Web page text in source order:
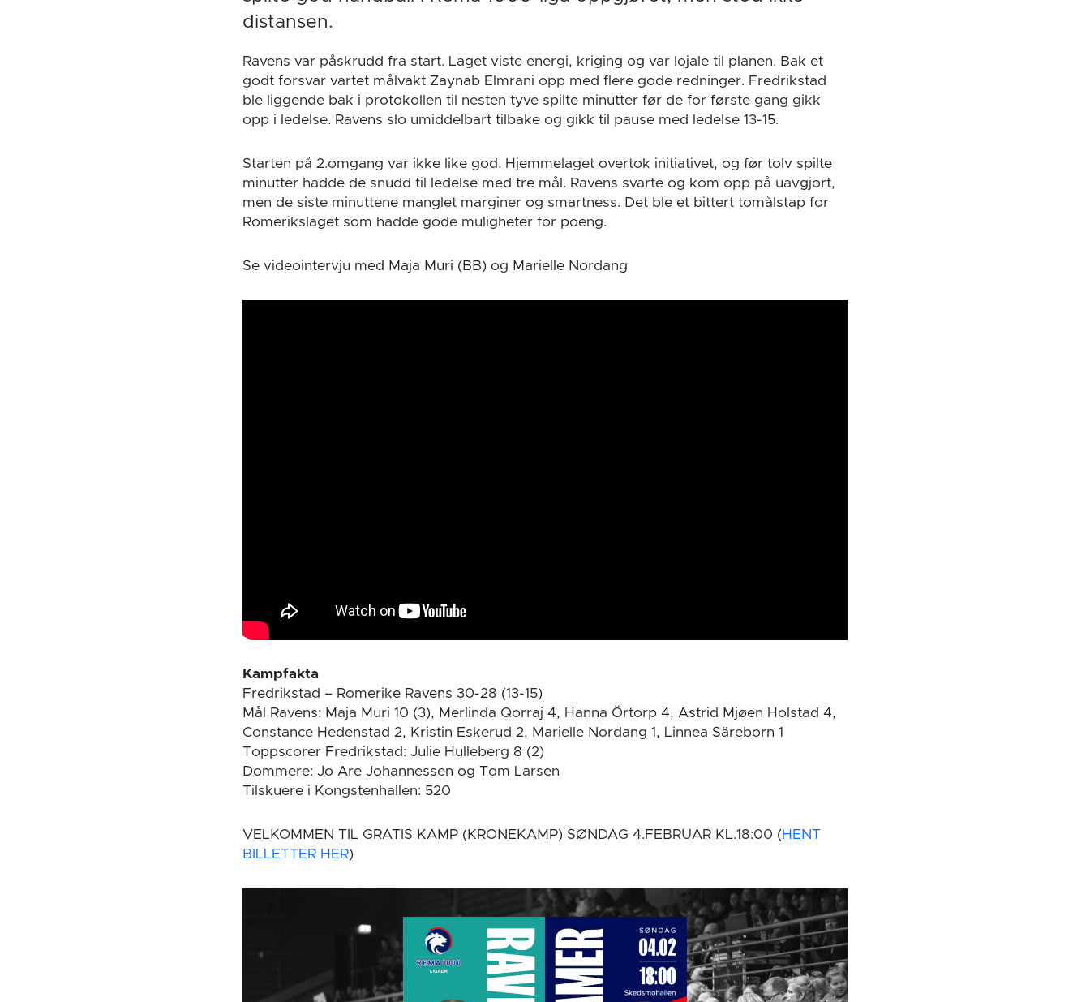
distansen.
Ravens var påskrudd fra start. Laget viste energi, kriging og var lojale til planen. Bak et
godt forsvar vartet målvakt Zaynab Elmrani opp med flere gode redninger. Fredrikstad
ble liggende bak i protokollen til nesten tyve spilte minutter før de for første gang gikk
opp i ledelse. Ravens slo umiddelbart tilbake og gikk til pause med ledelse 13-15.
Starten på 2.omgang var ikke like god. Hjemmelaget overtok initiativet, og før tolv spilte
minutter hadde de snudd til ledelse med tre mål. Ravens svarte og kom opp på uavgjort,
men de siste minuttene manglet marginer og smartness. Det ble et bittert tomålstap for
Romerikslaget som hadde gode muligheter for poeng.
Se videointervju med Maja Muri (BB) og Marielle Nordang
Kampfakta
Fredrikstad – Romerike Ravens 30-28 (13-15)
Mål Ravens: Maja Muri 10 (3), Merlinda Qorraj 4, Hanna Örtorp 4, Astrid Mjøen Holstad 4,
Constance Hedenstad 2, Kristin Eskerud 2, Marielle Nordang 1, Linnea Säreborn 1
Toppscorer Fredrikstad: Julie Hulleberg 8 (2)
Dommere: Jo Are Johannessen og Tom Larsen
Tilskuere i Kongstenhallen: 520
VELKOMMEN TIL GRATIS KAMP (KRONEKAMP) SØNDAG 4.FEBRUAR KL.18:00 (HENT
BILLETTER HER)